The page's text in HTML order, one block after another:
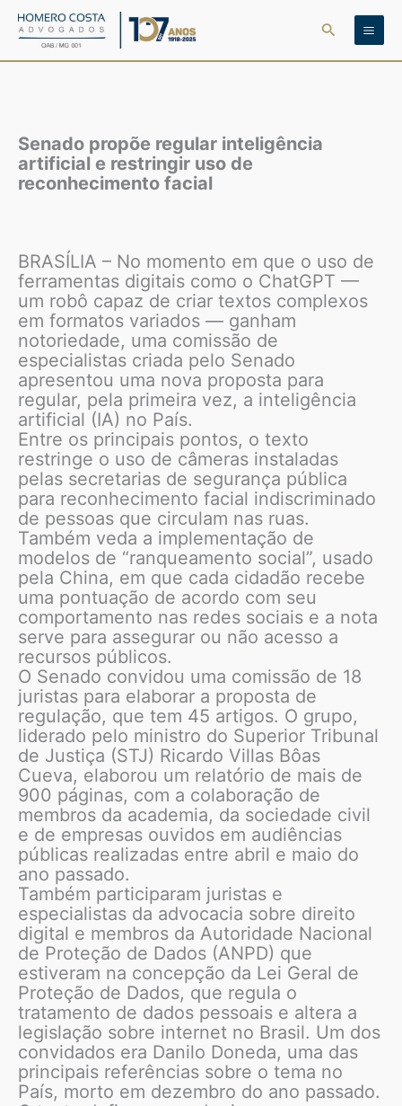
para
Pesquisar
Senado propõe regular inteligência
artificial e restringir uso de
reconhecimento facial
BRASÍLIA – No momento em que o uso de
ferramentas digitais como o ChatGPT —
um robô capaz de criar textos complexos
em formatos variados — ganham
notoriedade, uma comissão de
especialistas criada pelo Senado
apresentou uma nova proposta para
regular, pela primeira vez, a inteligência
artificial (IA) no País.
Entre os principais pontos, o texto
restringe o uso de câmeras instaladas
pelas secretarias de segurança pública
para reconhecimento facial indiscriminado
de pessoas que circulam nas ruas.
Também veda a implementação de
modelos de “ranqueamento social”, usado
pela China, em que cada cidadão recebe
uma pontuação de acordo com seu
comportamento nas redes sociais e a nota
serve para assegurar ou não acesso a
recursos públicos.
O Senado convidou uma comissão de 18
juristas para elaborar a proposta de
regulação, que tem 45 artigos. O grupo,
liderado pelo ministro do Superior Tribunal
de Justiça (STJ) Ricardo Villas Bôas
Cueva, elaborou um relatório de mais de
900 páginas, com a colaboração de
membros da academia, da sociedade civil
e de empresas ouvidos em audiências
públicas realizadas entre abril e maio do
ano passado.
Também participaram juristas e
especialistas da advocacia sobre direito
digital e membros da Autoridade Nacional
de Proteção de Dados (ANPD) que
estiveram na concepção da Lei Geral de
Proteção de Dados, que regula o
tratamento de dados pessoais e altera a
legislação sobre internet no Brasil. Um dos
convidados era Danilo Doneda, uma das
principais referências sobre o tema no
País, morto em dezembro do ano passado.